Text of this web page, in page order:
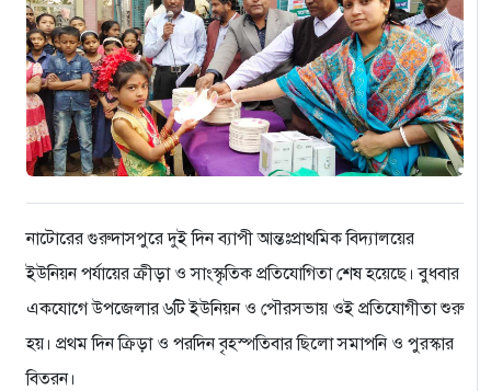
নাটোরের গুরুদাসপুরে দুই দিন ব্যাপী আন্তঃপ্রাথমিক বিদ্যালয়ের
ইউনিয়ন পর্যায়ের ক্রীড়া ও সাংস্কৃতিক প্রতিযোগিতা শেষ হয়েছে। বুধবার
একযোগে উপজেলার ৬টি ইউনিয়ন ও পৌরসভায় ওই প্রতিযোগীতা শুরু
হয়। প্রথম দিন ক্রিড়া ও পরদিন বৃহস্পতিবার ছিলো সমাপনি ও পুরস্কার
বিতরন।